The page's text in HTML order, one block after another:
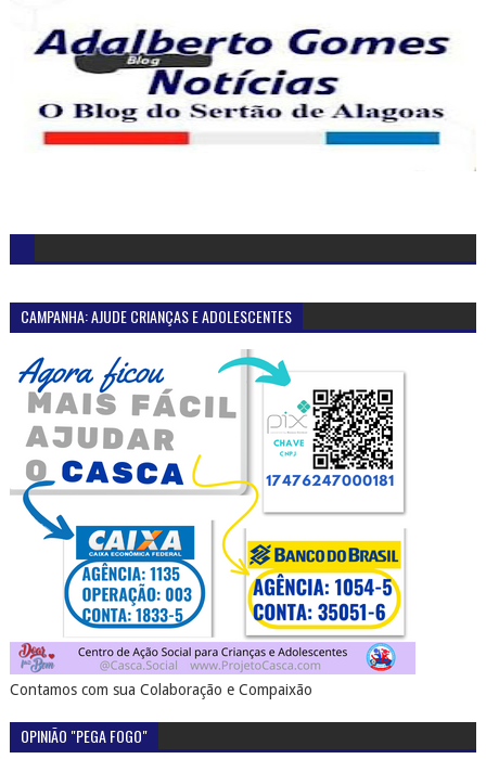
CAMPANHA: AJUDE CRIANÇAS E ADOLESCENTES
Contamos com sua Colaboração e Compaixão
OPINIÃO "PEGA FOGO"